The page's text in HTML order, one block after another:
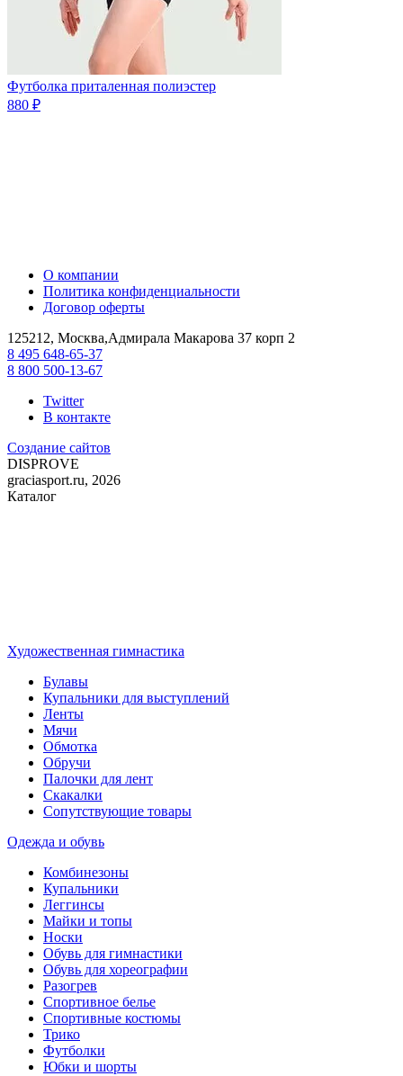
Футболка приталенная полиэстер
880 ₽
О компании
Политика конфиденциальности
Договор оферты
125212, Москва,Адмирала Макарова 37 корп 2
8 495 648-65-37
8 800 500-13-67
Twitter
В контакте
Создание сайтов
DISPROVE
graciasport.ru, 2026
Каталог
Художественная гимнастика
Булавы
Купальники для выступлений
Ленты
Мячи
Обмотка
Обручи
Палочки для лент
Скакалки
Сопутствующие товары
Одежда и обувь
Комбинезоны
Купальники
Леггинсы
Майки и топы
Носки
Обувь для гимнастики
Обувь для хореографии
Разогрев
Спортивное белье
Спортивные костюмы
Трико
Футболки
Юбки и шорты